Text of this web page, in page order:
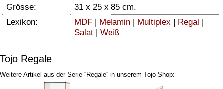
Grösse:
31 x 25 x 85 cm.
Lexikon:
MDF Melamin Multiplex Regal
Salat
Weiß
Tojo Regale
Weitere Artikel aus der Serie ''Regale'' in unserem Tojo Shop: